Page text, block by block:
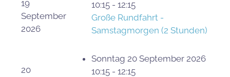
19
September
2026
10:15 - 12:15
Große Rundfahrt -
Samstagmorgen (2 Stunden)
20
Sonntag 20 September 2026
10:15 - 12:15